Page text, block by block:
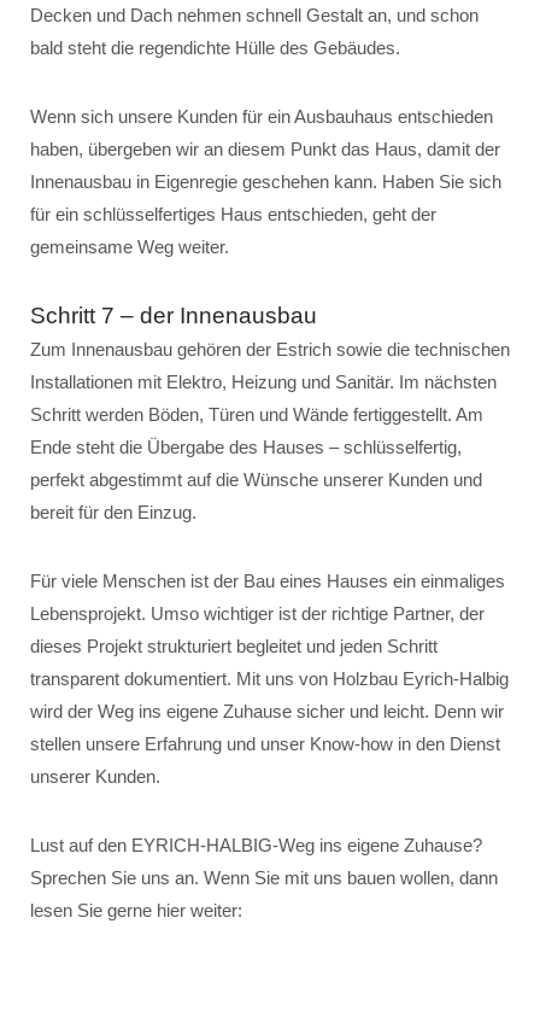
Decken und Dach nehmen schnell Gestalt an, und schon
bald steht die regendichte Hülle des Gebäudes.
Wenn sich unsere Kunden für ein Ausbauhaus entschieden
haben, übergeben wir an diesem Punkt das Haus, damit der
Innenausbau in Eigenregie geschehen kann. Haben Sie sich
für ein schlüsselfertiges Haus entschieden, geht der
gemeinsame Weg weiter.
Schritt 7 – der Innenausbau
Zum Innenausbau gehören der Estrich sowie die technischen
Installationen mit Elektro, Heizung und Sanitär. Im nächsten
Schritt werden Böden, Türen und Wände fertiggestellt. Am
Ende steht die Übergabe des Hauses – schlüsselfertig,
perfekt abgestimmt auf die Wünsche unserer Kunden und
bereit für den Einzug.
Für viele Menschen ist der Bau eines Hauses ein einmaliges
Lebensprojekt. Umso wichtiger ist der richtige Partner, der
dieses Projekt strukturiert begleitet und jeden Schritt
transparent dokumentiert. Mit uns von Holzbau Eyrich-Halbig
wird der Weg ins eigene Zuhause sicher und leicht. Denn wir
stellen unsere Erfahrung und unser Know-how in den Dienst
unserer Kunden.
Lust auf den EYRICH-HALBIG-Weg ins eigene Zuhause?
Sprechen Sie uns an. Wenn Sie mit uns bauen wollen, dann
lesen Sie gerne hier weiter: